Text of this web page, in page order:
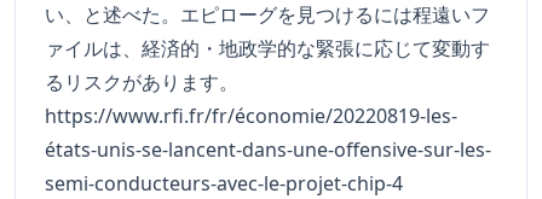
い、と述べた。エピローグを見つけるには程遠いフ
ァイルは、経済的・地政学的な緊張に応じて変動す
るリスクがあります。
https://www.rfi.fr/fr/économie/20220819-les-
états-unis-se-lancent-dans-une-offensive-sur-les-
semi-conducteurs-avec-le-projet-chip-4